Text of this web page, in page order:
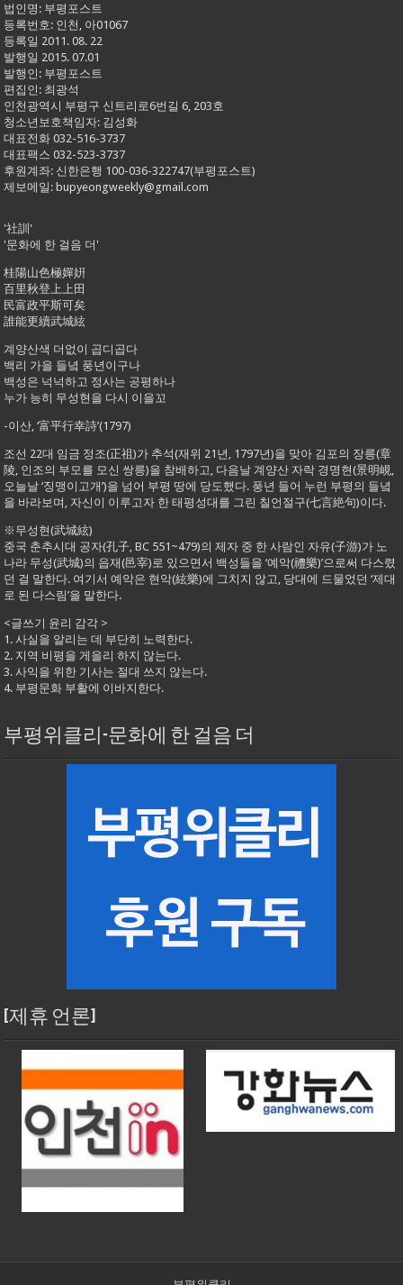
법인명: 부평포스트
등록번호: 인천, 아01067
등록일 2011. 08. 22
발행일 2015. 07.01
발행인: 부평포스트
편집인: 최광석
인천광역시 부평구 신트리로6번길 6, 203호
청소년보호책임자: 김성화
대표전화 032-516-3737
대표팩스 032-523-3737
후원계좌: 신한은행 100-036-322747(부평포스트)
제보메일: bupyeongweekly@gmail.com
'社訓'
'문화에 한 걸음 더'
桂陽山色極嬋姸
百里秋登上上田
民富政平斯可矣
誰能更續武城絃
계양산색 더없이 곱디곱다
백리 가을 들녘 풍년이구나
백성은 넉넉하고 정사는 공평하나
누가 능히 무성현을 다시 이을꼬
-이산, ‘富平行幸詩’(1797)
조선 22대 임금 정조(正祖)가 추석(재위 21년, 1797년)을 맞아 김포의 장릉(章
陵, 인조의 부모를 모신 쌍릉)을 참배하고, 다음날 계양산 자락 경명현(景明峴,
오늘날 ‘징맹이고개’)을 넘어 부평 땅에 당도했다. 풍년 들어 누런 부평의 들녘
을 바라보며, 자신이 이루고자 한 태평성대를 그린 칠언절구(七言絶句)이다.
※무성현(武城絃)
중국 춘추시대 공자(孔子, BC 551~479)의 제자 중 한 사람인 자유(子游)가 노
나라 무성(武城)의 읍재(邑宰)로 있으면서 백성들을 ‘예악(禮樂)’으로써 다스렸
던 걸 말한다. 여기서 예악은 현악(絃樂)에 그치지 않고, 당대에 드물었던 ‘제대
로 된 다스림’을 말한다.
<글쓰기 윤리 감각 >
1. 사실을 알리는 데 부단히 노력한다.
2. 지역 비평을 게을리 하지 않는다.
3. 사익을 위한 기사는 절대 쓰지 않는다.
4. 부평문화 부활에 이바지한다.
부평위클리-문화에 한 걸음 더
[제휴 언론]